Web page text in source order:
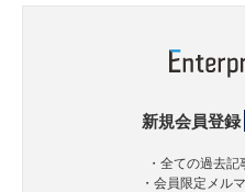
新規会員登録
・全ての過去
・会員限定メル